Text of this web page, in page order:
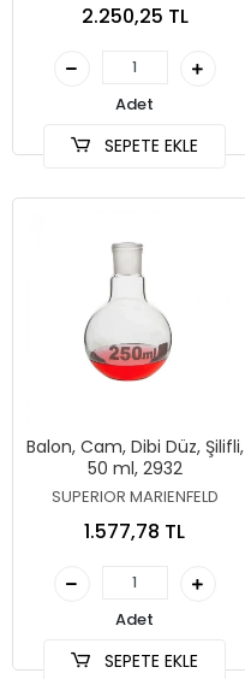
2.250,25 TL
Adet
SEPETE EKLE
Balon, Cam, Dibi Düz, Şilifli,
50 ml, 2932
SUPERIOR MARIENFELD
1.577,78 TL
Adet
SEPETE EKLE